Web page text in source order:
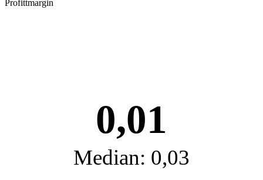
Profittmargin
0,01
Median: 0,03